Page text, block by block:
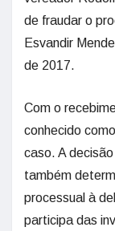
de fraudar o
Esvandir
de 2017.
Com o
conhecido
caso. A
também
processual à
participa das